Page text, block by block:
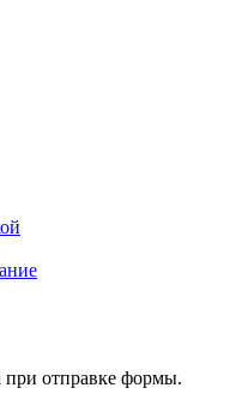
отправке формы.